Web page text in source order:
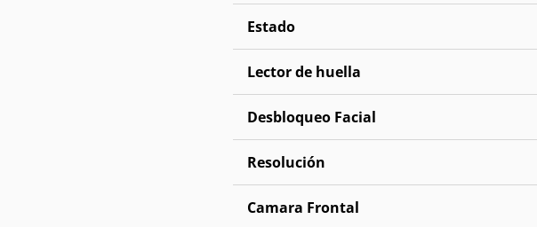
Estado
Lector de huella
Desbloqueo Facial
Resolución
Camara Frontal